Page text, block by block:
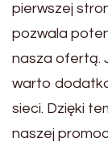
pierwszej
pozwala
nasza ofertą.
warto
sieci. Dzięki
naszej